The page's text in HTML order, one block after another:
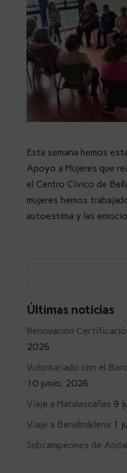
Esta semana hemos
Apoyo a Mujeres que
el Centro Cívico de
mujeres hemos
autoestima y las
Últimas noticias
Renovación
2026
Voluntariado con el
10 junio, 2026
Viaje a Matalascañas 9
Viaje a Benalmádena 1
Subcampeones de